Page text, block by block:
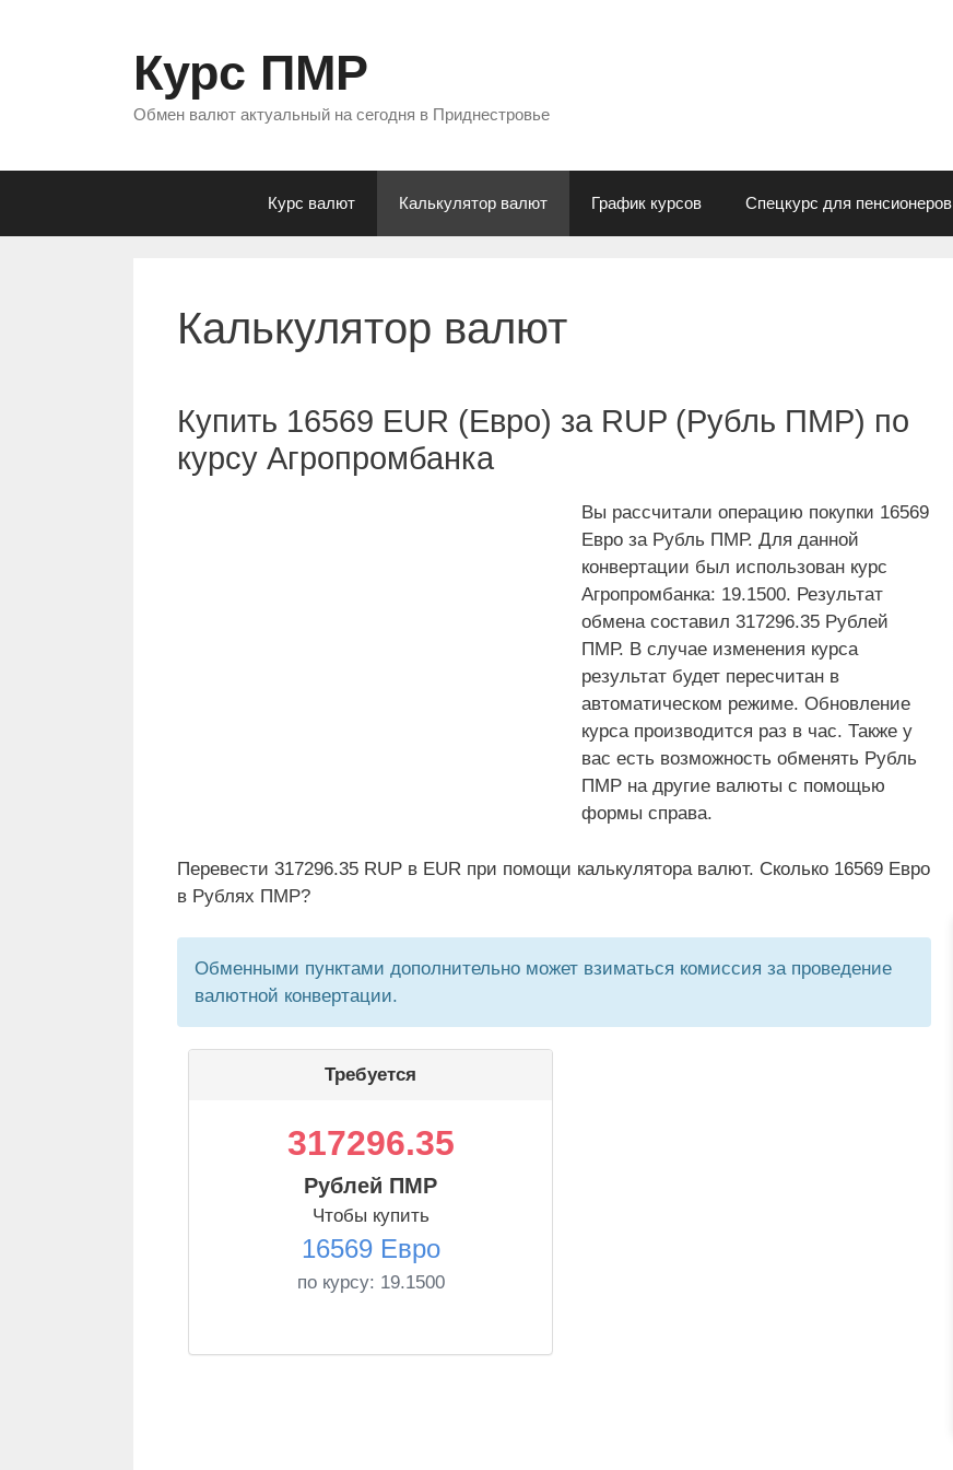
Курс ПМР
Обмен валют актуальный на сегодня в Приднестровье
Курс валют Калькулятор валют График курсов Спецкурс для пенсионеров
Калькулятор валют
Купить 16569 EUR (Евро) за RUP (Рубль ПМР) по
курсу Агропромбанка
Вы рассчитали операцию покупки 16569
Евро за Рубль ПМР. Для данной
конвертации был использован курс
Агропромбанка: 19.1500. Результат
обмена составил 317296.35 Рублей
ПМР. В случае изменения курса
результат будет пересчитан в
автоматическом режиме. Обновление
курса производится раз в час. Также у
вас есть возможность обменять Рубль
ПМР на другие валюты с помощью
формы справа.
Перевести 317296.35 RUP в EUR при помощи калькулятора валют. Сколько 16569 Евро
в Рублях ПМР?
Обменными пунктами дополнительно может взиматься комиссия за проведение
валютной конвертации.
Требуется
317296.35
Рублей ПМР
Чтобы купить
16569 Евро
по курсу: 19.1500